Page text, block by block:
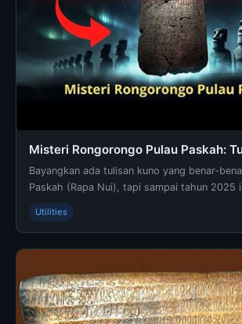
Misteri Rongorongo Pulau Paskah:
Bayangkan ada tulisan kuno yang benar-
Paskah (Rapa Nui), tapi sampai tahun 2025
SATU PUN manusia di dunia yang berhasil m...
Utilities